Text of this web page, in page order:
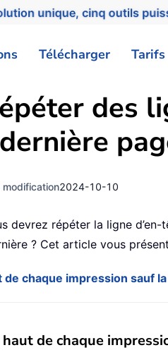
unique, cinq outils
Télécharger Tarifs
des
modification2024-10-10
devrez répéter la ligne
? Cet article vous
chaque impression sauf la
de chaque